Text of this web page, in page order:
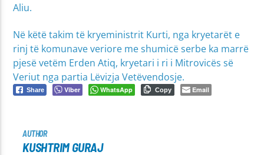
Aliu.
Në këtë takim të kryeministrit Kurti, nga kryetarët e
rinj të komunave veriore me shumicë serbe ka marrë
pjesë vetëm Erden Atiq, kryetari i ri i Mitrovicës së
Veriut nga partia Lëvizja Vetëvendosje.
Share Viber WhatsApp Copy Email
AUTHOR
KUSHTRIM GURAJ